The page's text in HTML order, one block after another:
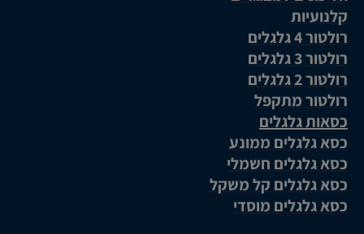
קלנועיות
רולטור 4 גלגלים
רולטור 3 גלגלים
רולטור 2 גלגלים
רולטור מתקפל
כסאות גלגלים
כסא גלגלים ממונע
כסא גלגלים חשמלי
כסא גלגלים קל משקל
כסא גלגלים מוסדי